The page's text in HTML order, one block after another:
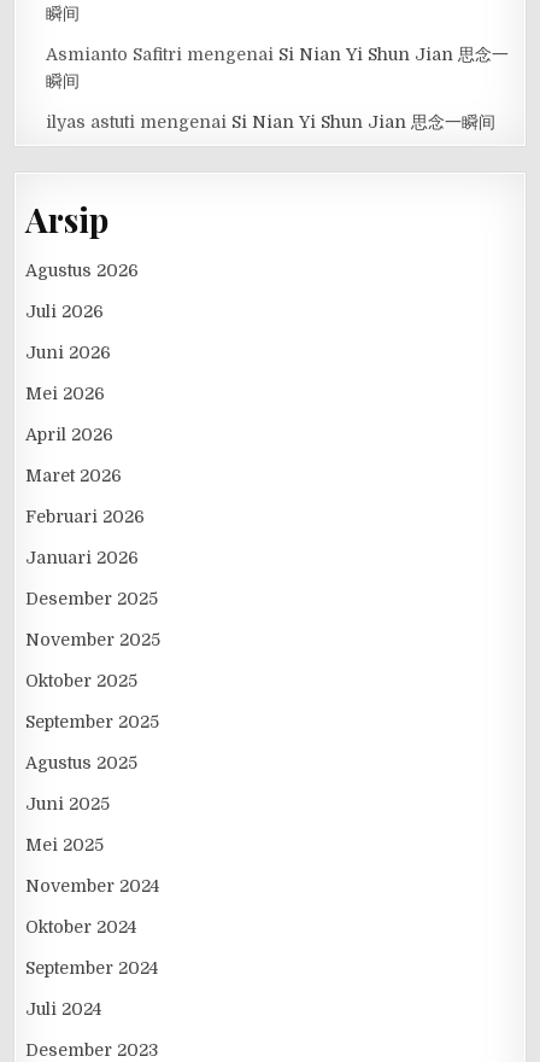
瞬间
Asmianto Safitri mengenai Si Nian Yi Shun Jian 思念一
瞬间
ilyas astuti mengenai Si Nian Yi Shun Jian 思念一瞬间
Arsip
Agustus 2026
Juli 2026
Juni 2026
Mei 2026
April 2026
Maret 2026
Februari 2026
Januari 2026
Desember 2025
November 2025
Oktober 2025
September 2025
Agustus 2025
Juni 2025
Mei 2025
November 2024
Oktober 2024
September 2024
Juli 2024
Desember 2023